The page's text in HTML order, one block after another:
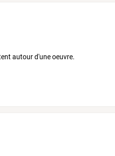
autour d'une oeuvre.